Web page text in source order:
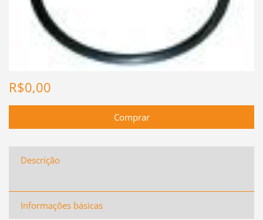
R$0,00
Descrição
Informações básicas